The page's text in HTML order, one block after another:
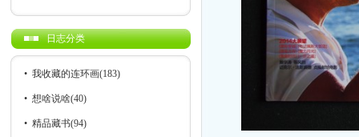
日志分类
• 我收藏的连环画(183)
• 想啥说啥(40)
• 精品藏书(94)